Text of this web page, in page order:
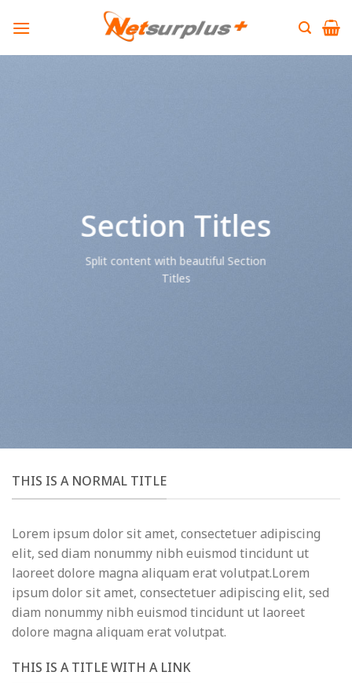
Section Titles
Split content with beautiful Section
Titles
THIS IS A NORMAL TITLE
Lorem ipsum dolor sit amet, consectetuer adipiscing
elit, sed diam nonummy nibh euismod tincidunt ut
laoreet dolore magna aliquam erat volutpat.Lorem
ipsum dolor sit amet, consectetuer adipiscing elit, sed
diam nonummy nibh euismod tincidunt ut laoreet
dolore magna aliquam erat volutpat.
THIS IS A TITLE WITH A LINK